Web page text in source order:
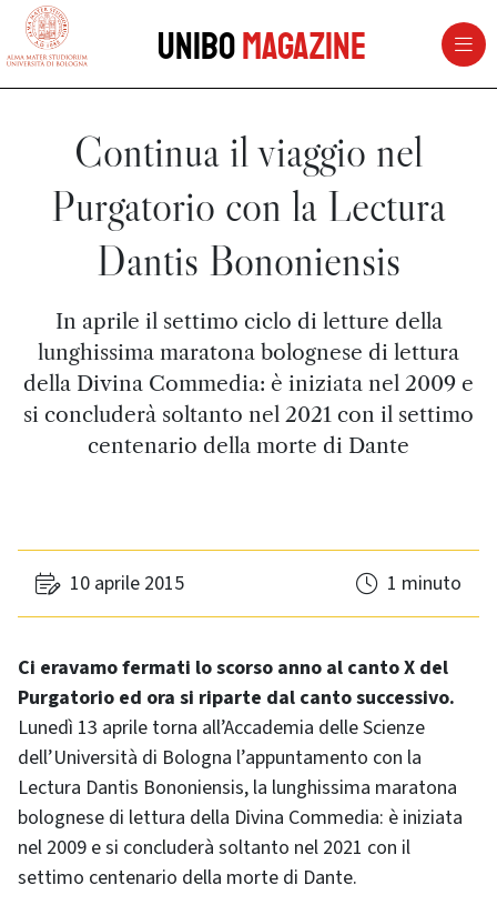
vai al contenuto della pagina
UniboMagazine
Continua il viaggio nel
Purgatorio con la Lectura
Dantis Bononiensis
In aprile il settimo ciclo di letture della
lunghissima maratona bolognese di lettura
della Divina Commedia: è iniziata nel 2009 e
si concluderà soltanto nel 2021 con il settimo
centenario della morte di Dante
10 aprile 2015 1 minuto
Ci eravamo fermati lo scorso anno al canto X del
Purgatorio ed ora si riparte dal canto successivo.
Lunedì 13 aprile torna all’Accademia delle Scienze
dell’Università di Bologna l’appuntamento con la
Lectura Dantis Bononiensis, la lunghissima maratona
bolognese di lettura della Divina Commedia: è iniziata
nel 2009 e si concluderà soltanto nel 2021 con il
settimo centenario della morte di Dante.